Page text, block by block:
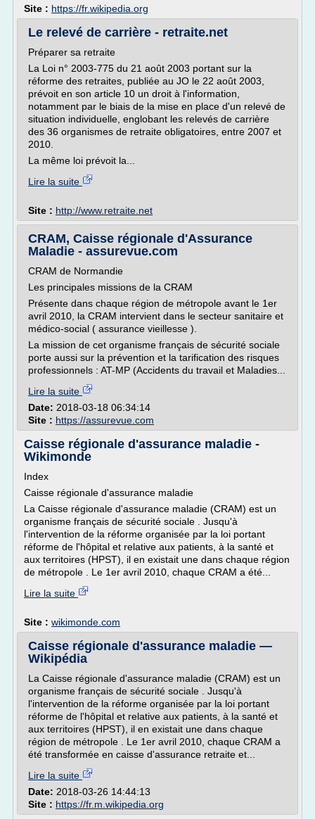
Site : https://fr.wikipedia.org
Le relevé de carrière - retraite.net
Préparer sa retraite
La Loi n° 2003-775 du 21 août 2003 portant sur la
réforme des retraites, publiée au JO le 22 août 2003,
prévoit en son article 10 un droit à l'information,
notamment par le biais de la mise en place d'un relevé de
situation individuelle, englobant les relevés de carrière
des 36 organismes de retraite obligatoires, entre 2007 et
2010.
La même loi prévoit la...
Lire la suite
Site : http://www.retraite.net
CRAM, Caisse régionale d'Assurance
Maladie - assurevue.com
CRAM de Normandie
Les principales missions de la CRAM
Présente dans chaque région de métropole avant le 1er
avril 2010, la CRAM intervient dans le secteur sanitaire et
médico-social ( assurance vieillesse ).
La mission de cet organisme français de sécurité sociale
porte aussi sur la prévention et la tarification des risques
professionnels : AT-MP (Accidents du travail et Maladies...
Lire la suite
Date: 2018-03-18 06:34:14
Site : https://assurevue.com
Caisse régionale d'assurance maladie -
Wikimonde
Index
Caisse régionale d'assurance maladie
La Caisse régionale d'assurance maladie (CRAM) est un
organisme français de sécurité sociale . Jusqu'à
l'intervention de la réforme organisée par la loi portant
réforme de l'hôpital et relative aux patients, à la santé et
aux territoires (HPST), il en existait une dans chaque région
de métropole . Le 1er avril 2010, chaque CRAM a été...
Lire la suite
Site : wikimonde.com
Caisse régionale d'assurance maladie —
Wikipédia
La Caisse régionale d'assurance maladie (CRAM) est un
organisme français de sécurité sociale . Jusqu'à
l'intervention de la réforme organisée par la loi portant
réforme de l'hôpital et relative aux patients, à la santé et
aux territoires (HPST), il en existait une dans chaque
région de métropole . Le 1er avril 2010, chaque CRAM a
été transformée en caisse d'assurance retraite et...
Lire la suite
Date: 2018-03-26 14:44:13
Site : https://fr.m.wikipedia.org